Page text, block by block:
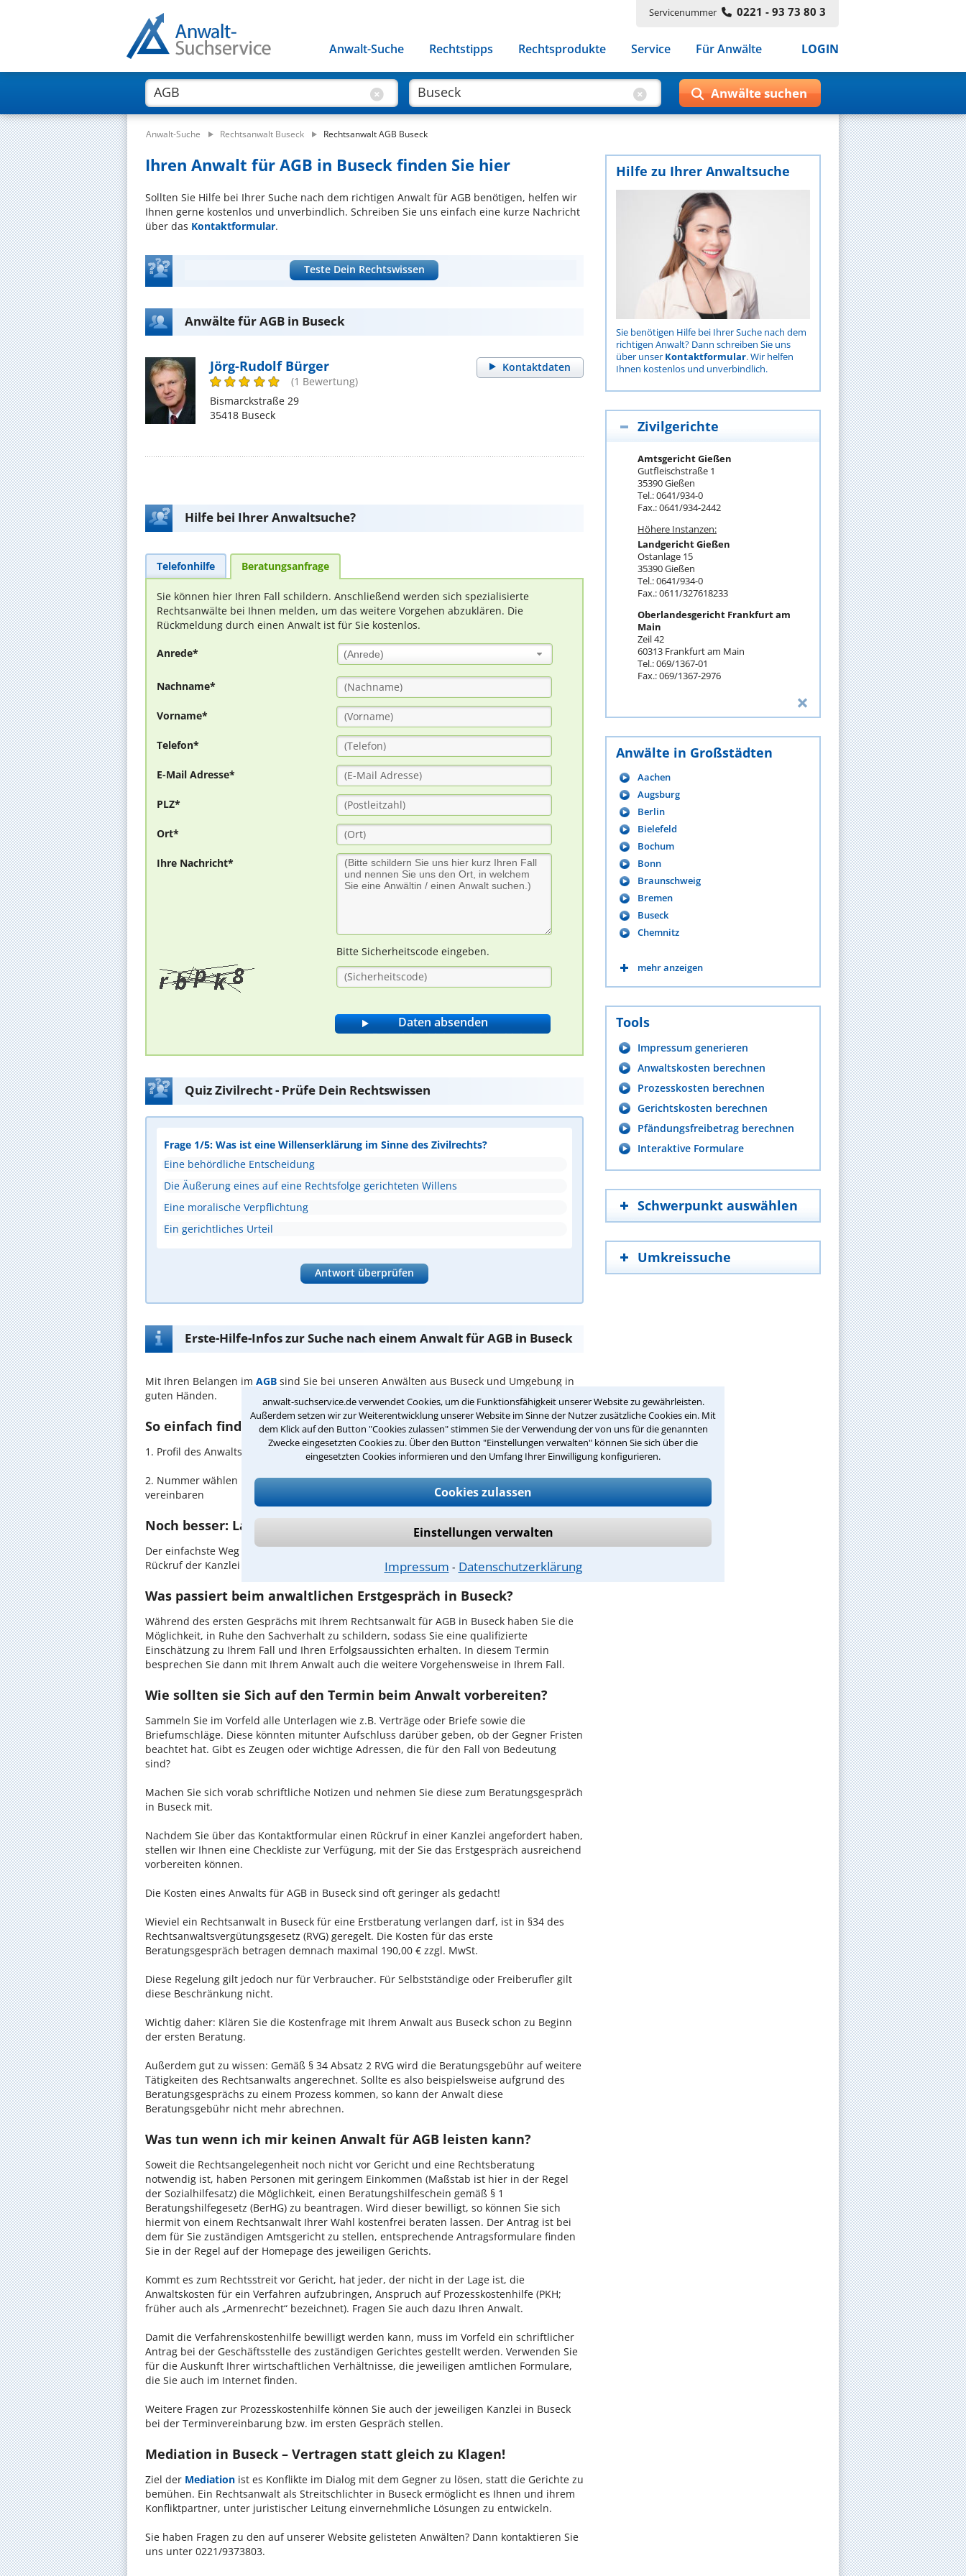
anwalt-suchservice.de verwendet Cookies, um die Funktionsfähigkeit unserer Website zu gewährleisten.
Außerdem setzen wir zur Weiterentwicklung unserer Website im Sinne der Nutzer zusätzliche Cookies ein. Mit
dem Klick auf den Button "Cookies zulassen" stimmen Sie der Verwendung der von uns für die genannten
Zwecke eingesetzten Cookies zu. Über den Button "Einstellungen verwalten" können Sie sich über die
eingesetzten Cookies informieren und den Umfang Ihrer Einwilligung konfigurieren.
Cookies zulassen
Einstellungen verwalten
Impressum ⁃ Datenschutzerklärung
Servicenummer 0221 - 93 73 80 3
Anwalt-Suche Rechtstipps Rechtsprodukte Service Für Anwälte LOGIN
Anwalt-Suche Rechtsanwalt Buseck Rechtsanwalt AGB Buseck
Ihren Anwalt für AGB in Buseck finden Sie hier
Sollten Sie Hilfe bei Ihrer Suche nach dem richtigen Anwalt für AGB benötigen, helfen wir
Ihnen gerne kostenlos und unverbindlich. Schreiben Sie uns einfach eine kurze Nachricht
über das Kontaktformular.
Teste Dein Rechtswissen
Anwälte für AGB in Buseck
Kontaktdaten
Jörg-Rudolf Bürger
(1 Bewertung)
Bismarckstraße 29
35418 Buseck
Hilfe bei Ihrer Anwaltsuche?
Telefonhilfe Beratungsanfrage
Sie können hier Ihren Fall schildern. Anschließend werden sich spezialisierte
Rechtsanwälte bei Ihnen melden, um das weitere Vorgehen abzuklären. Die
Rückmeldung durch einen Anwalt ist für Sie kostenlos.
Anrede* (Anrede)
Nachname*
Vorname*
Telefon*
E-Mail Adresse*
PLZ*
Ort*
Ihre Nachricht*
Bitte Sicherheitscode eingeben.
Quiz Zivilrecht - Prüfe Dein Rechtswissen
Frage 1/5: Was ist eine Willenserklärung im Sinne des Zivilrechts?
Eine behördliche Entscheidung
Die Äußerung eines auf eine Rechtsfolge gerichteten Willens
Eine moralische Verpflichtung
Ein gerichtliches Urteil
Antwort überprüfen
Erste-Hilfe-Infos zur Suche nach einem Anwalt für AGB in Buseck
Mit Ihren Belangen im AGB sind Sie bei unseren Anwälten aus Buseck und Umgebung in
guten Händen.
So einfach finden Sie den passenden Anwalt für AGB in Buseck:
1. Profil des Anwalts für AGB in Ihrer Umgebung auswählen
2. Nummer wählen und direkt mit der Kanzlei in Buseck einen Beratungstermin
vereinbaren
Noch besser: Lassen Sie sich zurückrufen
Der einfachste Weg zum Anwalt in Buseck ist es, über unser Kontaktformular einen
Rückruf der Kanzlei anzufordern - probieren Sie es gleich aus.
Was passiert beim anwaltlichen Erstgespräch in Buseck?
Während des ersten Gesprächs mit Ihrem Rechtsanwalt für AGB in Buseck haben Sie die
Möglichkeit, in Ruhe den Sachverhalt zu schildern, sodass Sie eine qualifizierte
Einschätzung zu Ihrem Fall und Ihren Erfolgsaussichten erhalten. In diesem Termin
besprechen Sie dann mit Ihrem Anwalt auch die weitere Vorgehensweise in Ihrem Fall.
Wie sollten sie Sich auf den Termin beim Anwalt vorbereiten?
Sammeln Sie im Vorfeld alle Unterlagen wie z.B. Verträge oder Briefe sowie die
Briefumschläge. Diese könnten mitunter Aufschluss darüber geben, ob der Gegner Fristen
beachtet hat. Gibt es Zeugen oder wichtige Adressen, die für den Fall von Bedeutung
sind?
Machen Sie sich vorab schriftliche Notizen und nehmen Sie diese zum Beratungsgespräch
in Buseck mit.
Nachdem Sie über das Kontaktformular einen Rückruf in einer Kanzlei angefordert haben,
stellen wir Ihnen eine Checkliste zur Verfügung, mit der Sie das Erstgespräch ausreichend
vorbereiten können.
Die Kosten eines Anwalts für AGB in Buseck sind oft geringer als gedacht!
Wieviel ein Rechtsanwalt in Buseck für eine Erstberatung verlangen darf, ist in §34 des
Rechtsanwaltsvergütungsgesetz (RVG) geregelt. Die Kosten für das erste
Beratungsgespräch betragen demnach maximal 190,00 € zzgl. MwSt.
Diese Regelung gilt jedoch nur für Verbraucher. Für Selbstständige oder Freiberufler gilt
diese Beschränkung nicht.
Wichtig daher: Klären Sie die Kostenfrage mit Ihrem Anwalt aus Buseck schon zu Beginn
der ersten Beratung.
Außerdem gut zu wissen: Gemäß § 34 Absatz 2 RVG wird die Beratungsgebühr auf weitere
Tätigkeiten des Rechtsanwalts angerechnet. Sollte es also beispielsweise aufgrund des
Beratungsgesprächs zu einem Prozess kommen, so kann der Anwalt diese
Beratungsgebühr nicht mehr abrechnen.
Was tun wenn ich mir keinen Anwalt für AGB leisten kann?
Soweit die Rechtsangelegenheit noch nicht vor Gericht und eine Rechtsberatung
notwendig ist, haben Personen mit geringem Einkommen (Maßstab ist hier in der Regel
der Sozialhilfesatz) die Möglichkeit, einen Beratungshilfeschein gemäß § 1
Beratungshilfegesetz (BerHG) zu beantragen. Wird dieser bewilligt, so können Sie sich
hiermit von einem Rechtsanwalt Ihrer Wahl kostenfrei beraten lassen. Der Antrag ist bei
dem für Sie zuständigen Amtsgericht zu stellen, entsprechende Antragsformulare finden
Sie in der Regel auf der Homepage des jeweiligen Gerichts.
Kommt es zum Rechtsstreit vor Gericht, hat jeder, der nicht in der Lage ist, die
Anwaltskosten für ein Verfahren aufzubringen, Anspruch auf Prozesskostenhilfe (PKH;
früher auch als „Armenrecht“ bezeichnet). Fragen Sie auch dazu Ihren Anwalt.
Damit die Verfahrenskostenhilfe bewilligt werden kann, muss im Vorfeld ein schriftlicher
Antrag bei der Geschäftsstelle des zuständigen Gerichtes gestellt werden. Verwenden Sie
für die Auskunft Ihrer wirtschaftlichen Verhältnisse, die jeweiligen amtlichen Formulare,
die Sie auch im Internet finden.
Weitere Fragen zur Prozesskostenhilfe können Sie auch der jeweiligen Kanzlei in Buseck
bei der Terminvereinbarung bzw. im ersten Gespräch stellen.
Mediation in Buseck – Vertragen statt gleich zu Klagen!
Ziel der Mediation ist es Konflikte im Dialog mit dem Gegner zu lösen, statt die Gerichte zu
bemühen. Ein Rechtsanwalt als Streitschlichter in Buseck ermöglicht es Ihnen und ihrem
Konfliktpartner, unter juristischer Leitung einvernehmliche Lösungen zu entwickeln.
Sie haben Fragen zu den auf unserer Website gelisteten Anwälten? Dann kontaktieren Sie
uns unter 0221/9373803.
Hilfe zu Ihrer Anwaltsuche
Sie benötigen Hilfe bei Ihrer Suche nach dem
richtigen Anwalt? Dann schreiben Sie uns
über unser Kontaktformular. Wir helfen
Ihnen kostenlos und unverbindlich.
Zivilgerichte
Amtsgericht Gießen
Gutfleischstraße 1
35390 Gießen
Tel.: 0641/934-0
Fax.: 0641/934-2442
Höhere Instanzen:
Landgericht Gießen
Ostanlage 15
35390 Gießen
Tel.: 0641/934-0
Fax.: 0611/327618233
Oberlandesgericht Frankfurt am
Main
Zeil 42
60313 Frankfurt am Main
Tel.: 069/1367-01
Fax.: 069/1367-2976
Anwälte in Großstädten
Aachen
Augsburg
Berlin
Bielefeld
Bochum
Bonn
Braunschweig
Bremen
Buseck
Chemnitz
mehr anzeigen
Tools
Impressum generieren
Anwaltskosten berechnen
Prozesskosten berechnen
Gerichtskosten berechnen
Pfändungsfreibetrag berechnen
Interaktive Formulare
Schwerpunkt auswählen
Umkreissuche